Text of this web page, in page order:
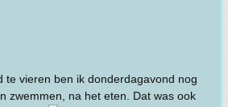
te vieren ben ik donderdagavond nog
zwemmen, na het eten. Dat was ook